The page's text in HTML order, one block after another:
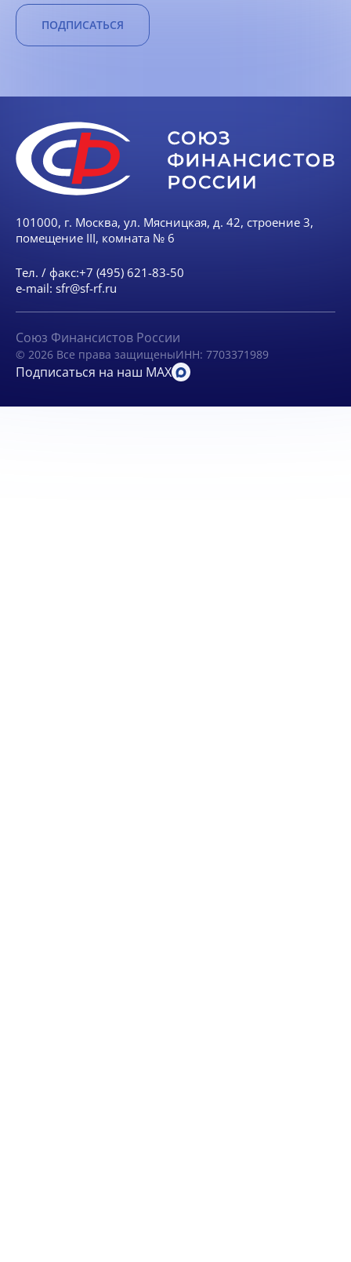
ПОДПИСАТЬСЯ
101000, г. Москва, ул. Мясницкая, д. 42, строение 3,
помещение III, комната № 6
Тел. / факс:+7 (495) 621-83-50
e-mail: sfr@sf-rf.ru
Союз Финансистов России
© 2026 Все права защищеныИНН: 7703371989
Подписаться на наш MAX